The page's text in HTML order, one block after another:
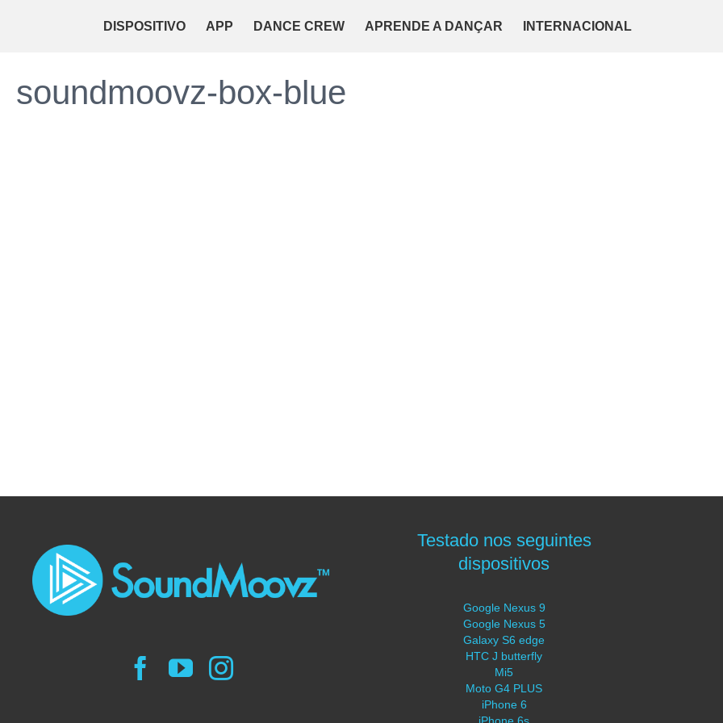
DISPOSITIVO APP DANCE CREW APRENDE A DANÇAR INTERNACIONAL
soundmoovz-box-blue
Testado nos seguintes
dispositivos
Google Nexus 9
Google Nexus 5
Galaxy S6 edge
HTC J butterfly
Mi5
Moto G4 PLUS
iPhone 6